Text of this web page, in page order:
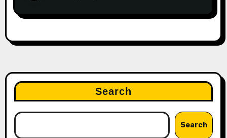
Search
Search